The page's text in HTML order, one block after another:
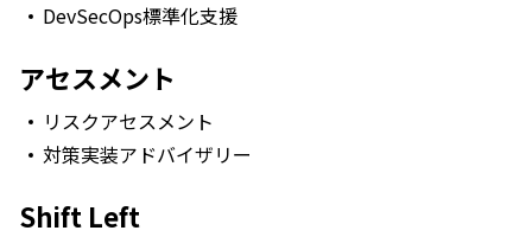
DevSecOps標準化支援
アセスメント
リスクアセスメント
対策実装アドバイザリー
Shift Left